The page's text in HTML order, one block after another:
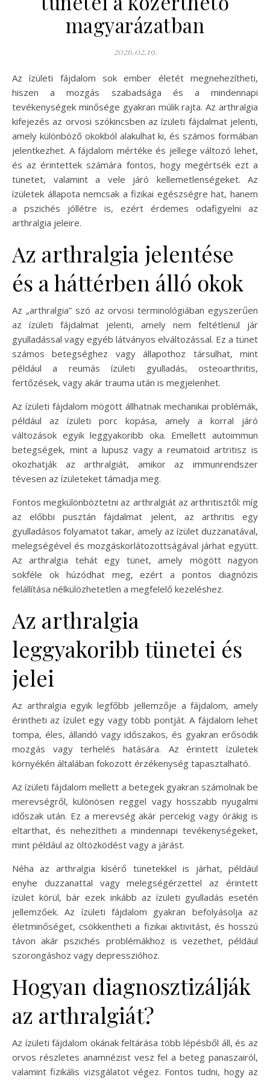
magyarázatban
2026.02.19.
Az ízületi fájdalom sok ember életét megnehezítheti,
hiszen a mozgás szabadsága és a mindennapi
tevékenységek minősége gyakran múlik rajta. Az arthralgia
kifejezés az orvosi szókincsben az ízületi fájdalmat jelenti,
amely különböző okokból alakulhat ki, és számos formában
jelentkezhet. A fájdalom mértéke és jellege változó lehet,
és az érintettek számára fontos, hogy megértsék ezt a
tünetet, valamint a vele járó kellemetlenségeket. Az
ízületek állapota nemcsak a fizikai egészségre hat, hanem
a pszichés jóllétre is, ezért érdemes odafigyelni az
arthralgia jeleire.
Az arthralgia jelentése
és a háttérben álló okok
Az „arthralgia” szó az orvosi terminológiában egyszerűen
az ízületi fájdalmat jelenti, amely nem feltétlenül jár
gyulladással vagy egyéb látványos elváltozással. Ez a tünet
számos betegséghez vagy állapothoz társulhat, mint
például a reumás ízületi gyulladás, osteoarthritis,
fertőzések, vagy akár trauma után is megjelenhet.
Az ízületi fájdalom mögött állhatnak mechanikai problémák,
például az ízületi porc kopása, amely a korral járó
változások egyik leggyakoribb oka. Emellett autoimmun
betegségek, mint a lupusz vagy a reumatoid artritisz is
okozhatják az arthralgiát, amikor az immunrendszer
tévesen az ízületeket támadja meg.
Fontos megkülönböztetni az arthralgiát az arthritisztől: míg
az előbbi pusztán fájdalmat jelent, az arthritis egy
gyulladásos folyamatot takar, amely az ízület duzzanatával,
melegségével és mozgáskorlátozottságával járhat együtt.
Az arthralgia tehát egy tünet, amely mögött nagyon
sokféle ok húzódhat meg, ezért a pontos diagnózis
felállítása nélkülözhetetlen a megfelelő kezeléshez.
Az arthralgia
leggyakoribb tünetei és
jelei
Az arthralgia egyik legfőbb jellemzője a fájdalom, amely
érintheti az ízület egy vagy több pontját. A fájdalom lehet
tompa, éles, állandó vagy időszakos, és gyakran erősödik
mozgás vagy terhelés hatására. Az érintett ízületek
környékén általában fokozott érzékenység tapasztalható.
Az ízületi fájdalom mellett a betegek gyakran számolnak be
merevségről, különösen reggel vagy hosszabb nyugalmi
időszak után. Ez a merevség akár percekig vagy órákig is
eltarthat, és nehezítheti a mindennapi tevékenységeket,
mint például az öltözködést vagy a járást.
Néha az arthralgia kísérő tünetekkel is járhat, például
enyhe duzzanattal vagy melegségérzettel az érintett
ízület körül, bár ezek inkább az ízületi gyulladás esetén
jellemzőek. Az ízületi fájdalom gyakran befolyásolja az
életminőséget, csökkentheti a fizikai aktivitást, és hosszú
távon akár pszichés problémákhoz is vezethet, például
szorongáshoz vagy depresszióhoz.
Hogyan diagnosztizálják
az arthralgiát?
Az ízületi fájdalom okának feltárása több lépésből áll, és az
orvos részletes anamnézist vesz fel a beteg panaszairól,
valamint fizikális vizsgálatot végez. Fontos tudni, hogy az